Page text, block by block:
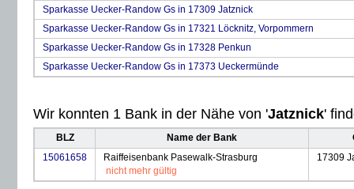
Sparkasse Uecker-Randow Gs in 17309 Jatznick
Sparkasse Uecker-Randow Gs in 17321 Löcknitz, Vorpommern
Sparkasse Uecker-Randow Gs in 17328 Penkun
Sparkasse Uecker-Randow Gs in 17373 Ueckermünde
Wir konnten 1 Bank in der Nähe von 'Jatznick'
BLZ Name der Bank
15061658
Raiffeisenbank Pasewalk-Strasburg
nicht mehr gültig
17309